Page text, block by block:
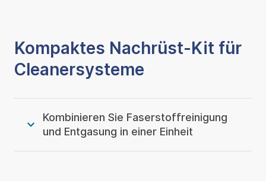
Kompaktes Nachrüst-Kit für
Cleanersysteme
Kombinieren Sie Faserstoffreinigung
und Entgasung in einer Einheit